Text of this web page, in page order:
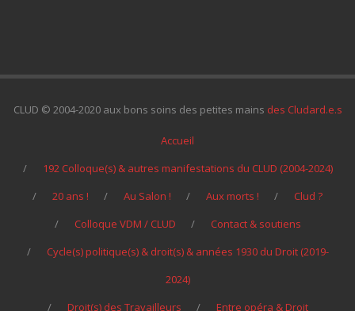
CLUD © 2004-2020 aux bons soins des petites mains des Cludard.e.s
Accueil
192 Colloque(s) & autres manifestations du CLUD (2004-2024)
20 ans !
Au Salon ! Aux morts !
Clud ?
Colloque VDM / CLUD
Contact & soutiens
Cycle(s) politique(s) & droit(s) & années 1930 du Droit (2019-
2024)
Droit(s) des Travailleurs
Entre opéra & Droit